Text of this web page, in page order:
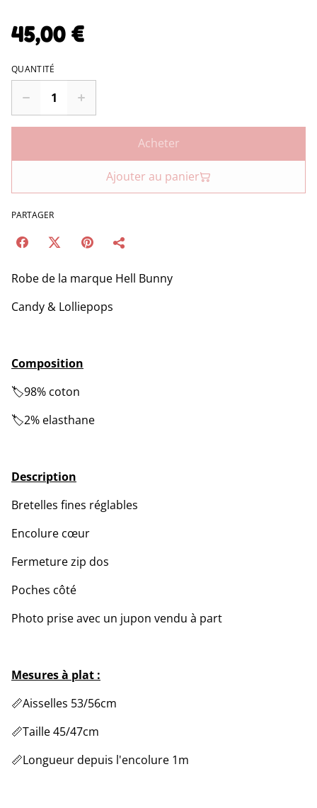
45,00 €
QUANTITÉ
Acheter
Ajouter au panier
PARTAGER
Robe de la marque Hell Bunny
Candy & Lolliepops
Composition
🏷️98% coton
🏷️2% elasthane
Description
Bretelles fines réglables
Encolure cœur
Fermeture zip dos
Poches côté
Photo prise avec un jupon vendu à part
Mesures à plat :
📏Aisselles 53/56cm
📏Taille 45/47cm
📏Longueur depuis l'encolure 1m